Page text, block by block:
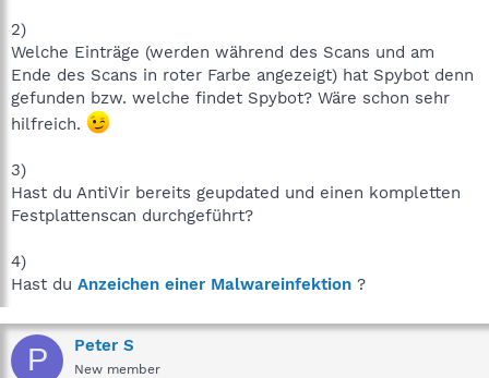
2)
Welche Einträge (werden während des Scans und am
Ende des Scans in roter Farbe angezeigt) hat Spybot denn
gefunden bzw. welche findet Spybot? Wäre schon sehr
hilfreich.
3)
Hast du AntiVir bereits geupdated und einen kompletten
Festplattenscan durchgeführt?
4)
Hast du Anzeichen einer Malwareinfektion ?
P Peter S
New member